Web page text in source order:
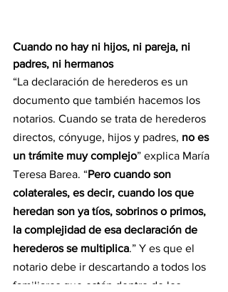
Cuando no hay ni hijos, ni pareja, ni
padres, ni hermanos
“La declaración de herederos es un
documento que también hacemos los
notarios. Cuando se trata de herederos
directos, cónyuge, hijos y padres, no es
un trámite muy complejo” explica María
Teresa Barea. “Pero cuando son
colaterales, es decir, cuando los que
heredan son ya tíos, sobrinos o primos,
la complejidad de esa declaración de
herederos se multiplica.” Y es que el
notario debe ir descartando a todos los
familiares que están dentro de los